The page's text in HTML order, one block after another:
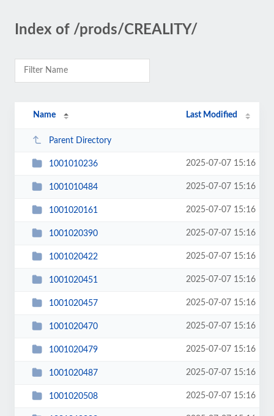
Index of /prods/CREALITY/
Name Last Modified
Parent Directory
1001010236 2025-07-07 15:16
1001010484 2025-07-07 15:16
1001020161 2025-07-07 15:16
1001020390 2025-07-07 15:16
1001020422 2025-07-07 15:16
1001020451 2025-07-07 15:16
1001020457 2025-07-07 15:16
1001020470 2025-07-07 15:16
1001020479 2025-07-07 15:16
1001020487 2025-07-07 15:16
1001020508 2025-07-07 15:16